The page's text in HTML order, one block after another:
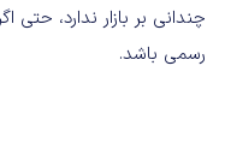
چندانی بر بازار ندارد، حتی
رسمی باشد.